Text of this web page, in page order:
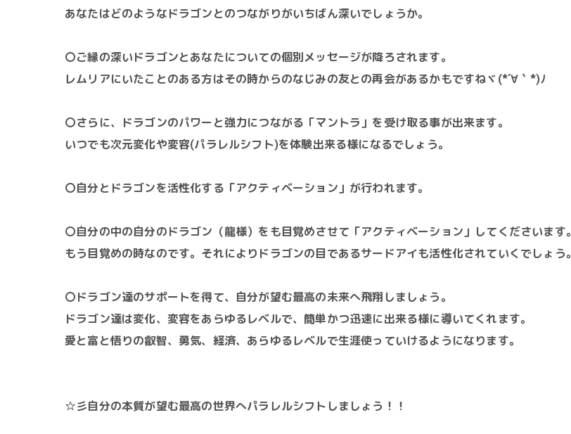
あなたはどのようなドラゴンとのつながりがいちばん深いでしょうか。
〇ご縁の深いドラゴンとあなたについての個別メッセージが降ろされます。
レムリアにいたことのある方はその時からのなじみの友との再会があるかもですねヾ(*´∀｀*)ﾉ
〇さらに、ドラゴンのパワーと強力につながる「マントラ」を受け取る事が出来ます。
いつでも次元変化や変容(パラレルシフト)を体験出来る様になるでしょう。
〇自分とドラゴンを活性化する「アクティベーション」が行われます。
〇自分の中の自分のドラゴン（龍様）をも目覚めさせて「アクティベーション」してくださいます。
もう目覚めの時なのです。それによりドラゴンの目であるサードアイも活性化されていくでしょう。
〇ドラゴン達のサポートを得て、自分が望む最高の未来へ飛翔しましょう。
ドラゴン達は変化、変容をあらゆるレベルで、簡単かつ迅速に出来る様に導いてくれます。
愛と富と悟りの叡智、勇気、経済、あらゆるレベルで生涯使っていけるようになります。
☆彡自分の本質が望む最高の世界へパラレルシフトしましょう！！